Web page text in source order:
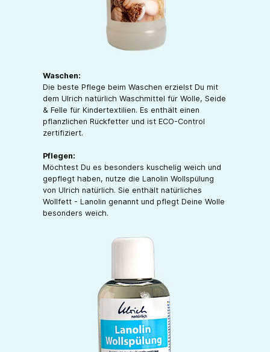
Waschen:
Die beste Pflege beim Waschen erzielst Du mit
dem Ulrich natürlich Waschmittel für Wolle, Seide
& Felle für Kindertextilien. Es enthält einen
pflanzlichen Rückfetter und ist ECO-Control
zertifiziert.
Pflegen:
Möchtest Du es besonders kuschelig weich und
gepflegt haben, nutze die Lanolin Wollspülung
von Ulrich natürlich. Sie enthält natürliches
Wollfett - Lanolin genannt und pflegt Deine Wolle
besonders weich.